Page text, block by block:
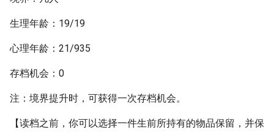
生理年龄：19/19
心理年龄：21/935
存档机会：0
注：境界提升时，可获得一次存档机会。
【读档之前，你可以选择一件生前所持有的物品保留，并保